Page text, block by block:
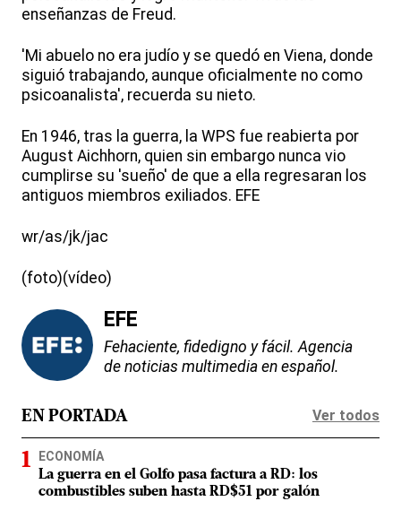
enseñanzas de Freud.
'Mi abuelo no era judío y se quedó en Viena, donde
siguió trabajando, aunque oficialmente no como
psicoanalista', recuerda su nieto.
En 1946, tras la guerra, la WPS fue reabierta por
August Aichhorn, quien sin embargo nunca vio
cumplirse su 'sueño' de que a ella regresaran los
antiguos miembros exiliados. EFE
wr/as/jk/jac
(foto)(vídeo)
EFE
Fehaciente, fidedigno y fácil. Agencia
de noticias multimedia en español.
EN PORTADA Ver todos
ECONOMÍA
La guerra en el Golfo pasa factura a RD: los
combustibles suben hasta RD$51 por galón